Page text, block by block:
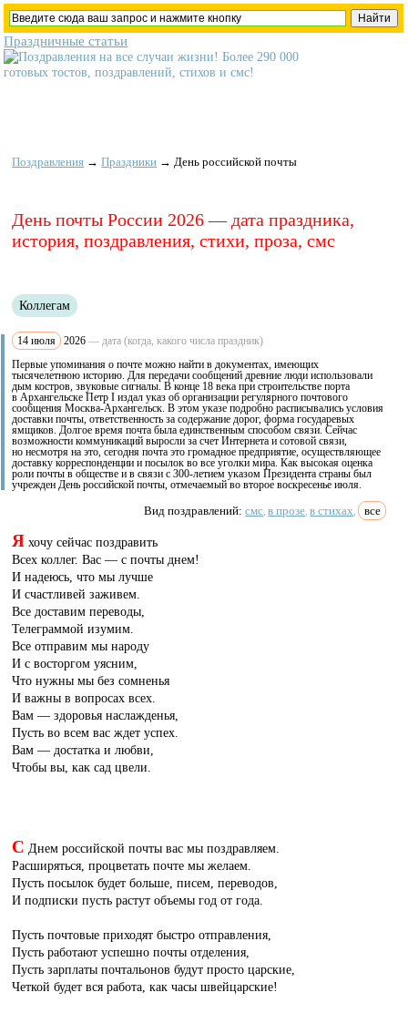
Праздничные статьи
Поздравления →Праздники → День российской почты
День почты России 2026 — дата праздника,
история, поздравления, стихи, проза, смс
Коллегам
14 июля 2026— дата (когда, какого числа праздник)
Первые упоминания о почте можно найти в документах, имеющих
тысячелетнюю историю. Для передачи сообщений древние люди использовали
дым костров, звуковые сигналы. В конце 18 века при строительстве порта
в Архангельске Петр I издал указ об организации регулярного почтового
сообщения Москва-Архангельск. В этом указе подробно расписывались условия
доставки почты, ответственность за содержание дорог, форма государевых
ямщиков. Долгое время почта была единственным способом связи. Сейчас
возможности коммуникаций выросли за счет Интернета и сотовой связи,
но несмотря на это, сегодня почта это громадное предприятие, осуществляющее
доставку корреспонденции и посылок во все уголки мира. Как высокая оценка
роли почты в обществе и в связи с 300-летием указом Президента страны был
учрежден День российской почты, отмечаемый во второе воскресенье июля.
Вид поздравлений:смс в прозе в стихах все
Я хочу сейчас поздравить
Всех коллег. Вас — с почты днем!
И надеюсь, что мы лучше
И счастливей заживем.
Все доставим переводы,
Телеграммой изумим.
Все отправим мы народу
И с восторгом уясним,
Что нужны мы без сомненья
И важны в вопросах всех.
Вам — здоровья наслажденья,
Пусть во всем вас ждет успех.
Вам — достатка и любви,
Чтобы вы, как сад цвели.
С Днем российской почты вас мы поздравляем.
Расширяться, процветать почте мы желаем.
Пусть посылок будет больше, писем, переводов,
И подписки пусть растут объемы год от года.
Пусть почтовые приходят быстро отправления,
Пусть работают успешно почты отделения,
Пусть зарплаты почтальонов будут просто царские,
Четкой будет вся работа, как часы швейцарские!